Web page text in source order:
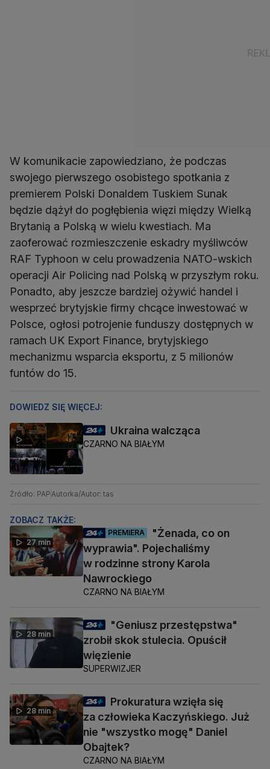
W komunikacie zapowiedziano, że podczas
swojego pierwszego osobistego spotkania z
premierem Polski Donaldem Tuskiem Sunak
będzie dążył do pogłębienia więzi między Wielką
Brytanią a Polską w wielu kwestiach. Ma
zaoferować rozmieszczenie eskadry myśliwców
RAF Typhoon w celu prowadzenia NATO-wskich
operacji Air Policing nad Polską w przyszłym roku.
Ponadto, aby jeszcze bardziej ożywić handel i
wesprzeć brytyjskie firmy chcące inwestować w
Polsce, ogłosi potrojenie funduszy dostępnych w
ramach UK Export Finance, brytyjskiego
mechanizmu wsparcia eksportu, z 5 milionów
funtów do 15.
DOWIEDZ SIĘ WIĘCEJ:
Ukraina walcząca
CZARNO NA BIAŁYM
Źródło: PAP Autorka/Autor: tas
ZOBACZ TAKŻE:
27 min
PREMIERA
"Żenada, co on
wyprawia". Pojechaliśmy
w rodzinne strony Karola
Nawrockiego
CZARNO NA BIAŁYM
28 min
"Geniusz przestępstwa"
zrobił skok stulecia. Opuścił
więzienie
SUPERWIZJER
28 min
Prokuratura wzięła się
za człowieka Kaczyńskiego. Już
nie "wszystko mogę" Daniel
Obajtek?
CZARNO NA BIAŁYM